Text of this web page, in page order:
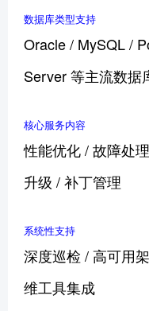
数据库类型支持
Oracle / MySQL /
Server 等主流数据
核心服务内容
性能优化 / 故障处
升级 / 补丁管理
系统性支持
深度巡检 / 高可用
维工具集成